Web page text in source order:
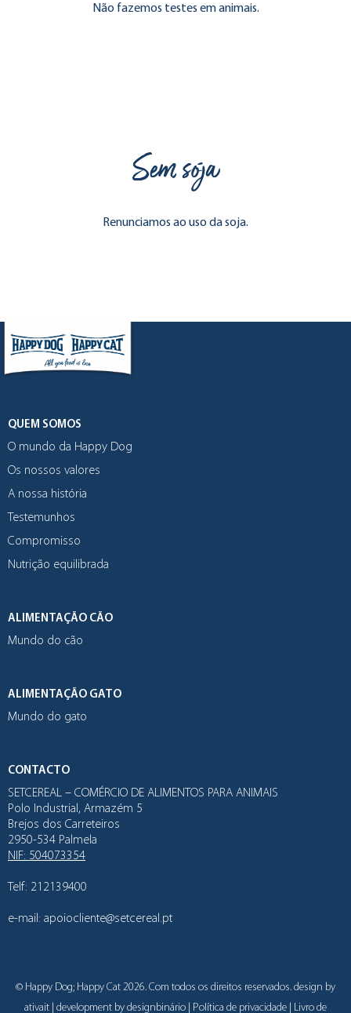
Não fazemos testes em animais.
Sem soja
Renunciamos ao uso da soja.
QUEM SOMOS
O mundo da Happy Dog
Os nossos valores
A nossa história
Testemunhos
Compromisso
Nutrição equilibrada
ALIMENTAÇÃO CÃO
Mundo do cão
ALIMENTAÇÃO GATO
Mundo do gato
CONTACTO
SETCEREAL – COMÉRCIO DE ALIMENTOS PARA ANIMAIS
Polo Industrial, Armazém 5
Brejos dos Carreteiros
2950-534 Palmela
NIF: 504073354
Telf: 212139400
e-mail: apoiocliente@setcereal.pt
© Happy Dog; Happy Cat 2026. Com todos os direitos reservados. design by
ativait | development by designbinário Política de privacidade Livro de